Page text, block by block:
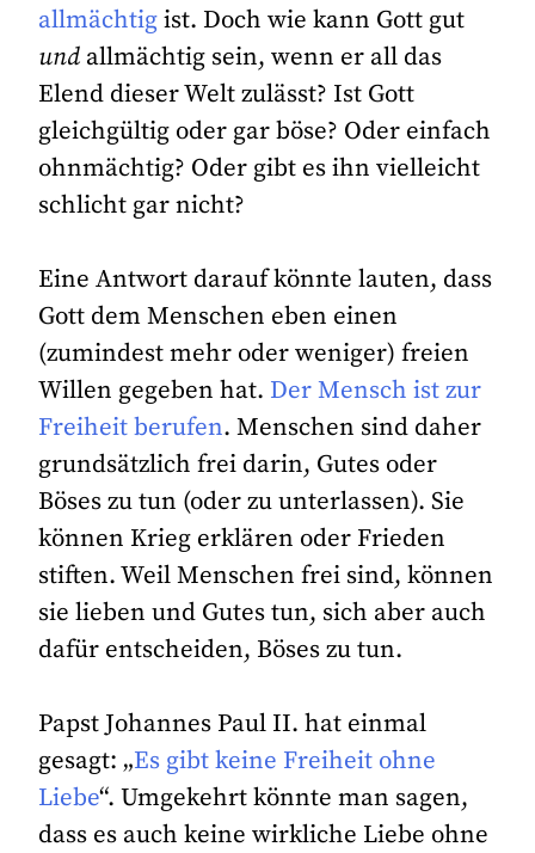
allmächtigist. Doch wie kann Gott gut
und allmächtig sein, wenn er all das
Elend dieser Welt zulässt? Ist Gott
gleichgültig oder gar böse? Oder einfach
ohnmächtig? Oder gibt es ihn vielleicht
schlicht gar nicht?
Eine Antwort darauf könnte lauten, dass
Gott dem Menschen eben einen
(zumindest mehr oder weniger) freien
Willen gegeben hat. Der Mensch ist zur
Freiheit berufen. Menschen sind daher
grundsätzlich frei darin, Gutes oder
Böses zu tun (oder zu unterlassen). Sie
können Krieg erklären oder Frieden
stiften. Weil Menschen frei sind, können
sie lieben und Gutes tun, sich aber auch
dafür entscheiden, Böses zu tun.
Papst Johannes Paul II. hat einmal
gesagt: „Es gibt keine Freiheit ohne
Liebe“. Umgekehrt könnte man sagen,
dass es auch keine wirkliche Liebe ohne